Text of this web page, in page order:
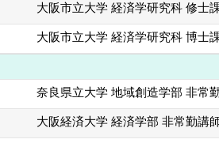
大阪市立大学 経済学研究科 修士
大阪市立大学 経済学研究科 博士
奈良県立大学 地域創造学部 非常
大阪経済大学 経済学部 非常勤講